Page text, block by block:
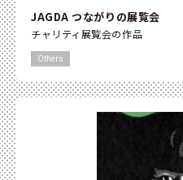
JAGDA つながりの展覧会
チャリティ展覧会の作品
Others